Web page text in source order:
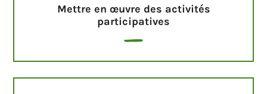
Mettre en œuvre des activités
participatives